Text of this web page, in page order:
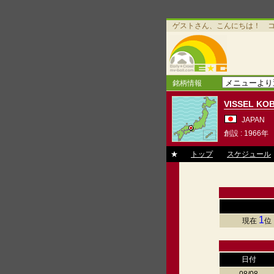
ゲストさん、こんにちは！
銘柄情報
VISSEL
JAPAN
創設 : 1966年
★ トップ スケジュール
現在 1位
日付